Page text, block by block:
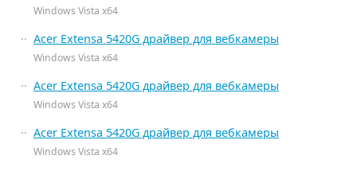
Windows Vista x64
Acer Extensa 5420G драйвер для вебкамеры
Windows Vista x64
Acer Extensa 5420G драйвер для вебкамеры
Windows Vista x64
Acer Extensa 5420G драйвер для вебкамеры
Windows Vista x64